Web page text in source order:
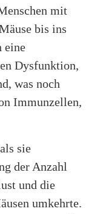
mit
bis ins
eine
Dysfunktion,
was noch
Immunzellen,
sie
der Anzahl
und die
umkehrte.